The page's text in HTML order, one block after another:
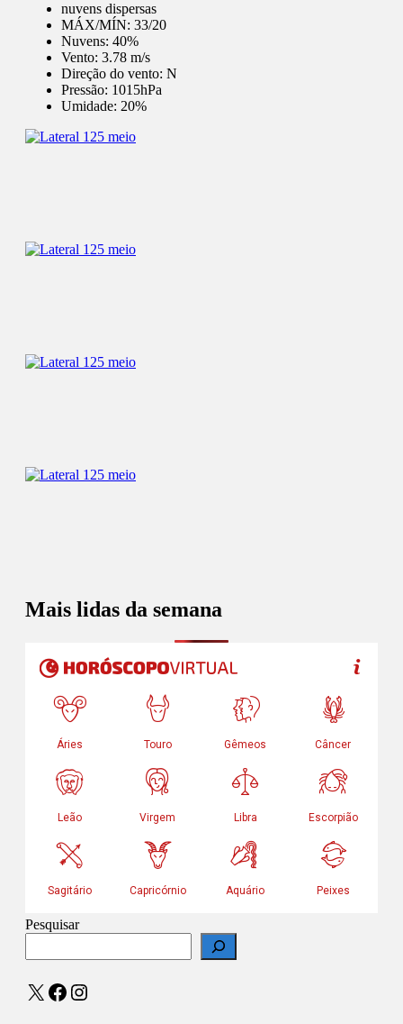
nuvens dispersas
MÁX/MÍN: 33/20
Nuvens: 40%
Vento: 3.78 m/s
Direção do vento: N
Pressão: 1015hPa
Umidade: 20%
Mais lidas da semana
Pesquisar
X Facebook
Instagram